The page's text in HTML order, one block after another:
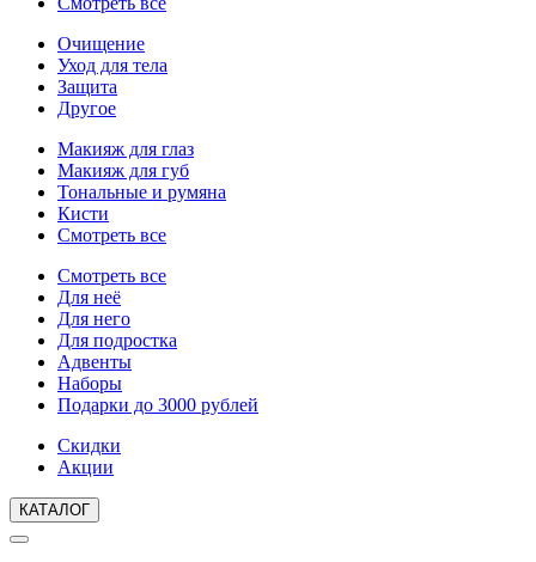
Очищение
Уход для тела
Защита
Другое
Макияж для глаз
Макияж для губ
Тональные и румяна
Кисти
Смотреть все
Смотреть все
Для неё
Для него
Для подростка
Адвенты
Наборы
Подарки до 3000 рублей
Скидки
Акции
КАТАЛОГ